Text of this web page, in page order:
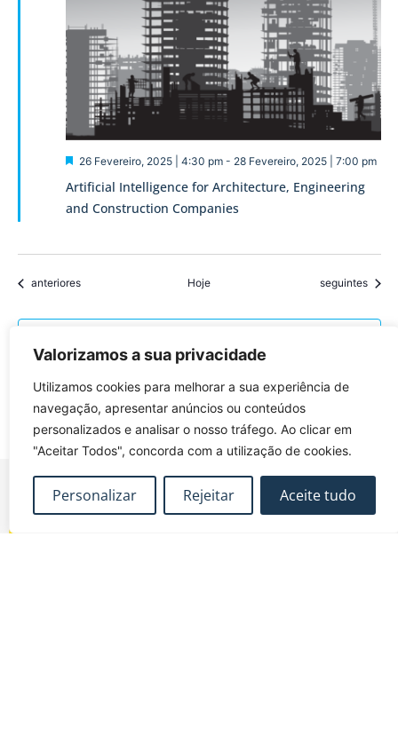
Valorizamos a sua privacidade
Utilizamos cookies para melhorar a sua experiência de
navegação, apresentar anúncios ou conteúdos
personalizados e analisar o nosso tráfego. Ao clicar em
"Aceitar Todos", concorda com a utilização de cookies.
Personalizar Rejeitar Aceite tudo
Artificial Intelligence for Architecture, Engineering
and Construction Companies
Destaque
26 Fevereiro, 2025 | 4:30 pm- 28 Fevereiro, 2025 | 7:00 pm
Eventos
anteriores Hoje Eventos
seguintes